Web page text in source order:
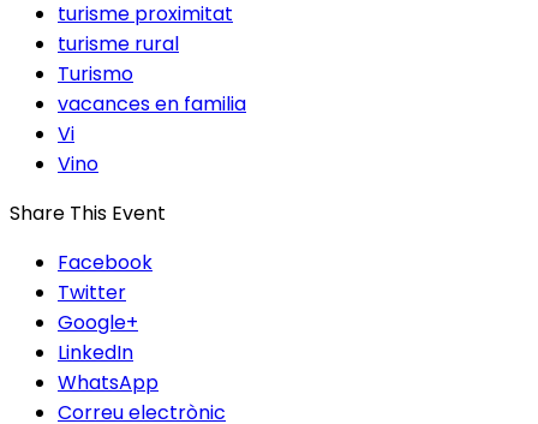
turisme proximitat
turisme rural
Turismo
vacances en familia
Vi
Vino
Share This Event
Facebook
Twitter
Google+
LinkedIn
WhatsApp
Correu electrònic